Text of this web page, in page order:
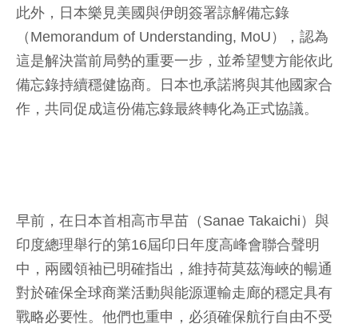
此外，日本樂見美國與伊朗簽署諒解備忘錄
（Memorandum of Understanding, MoU），認為
這是解決當前局勢的重要一步，並希望雙方能依此
備忘錄持續穩健協商。日本也承諾將與其他國家合
作，共同促成這份備忘錄最終轉化為正式協議。
早前，在日本首相高市早苗（Sanae Takaichi）與
印度總理舉行的第16屆印日年度高峰會聯合聲明
中，兩國領袖已明確指出，維持荷莫茲海峽的暢通
對於確保全球商業活動與能源運輸走廊的穩定具有
戰略必要性。他們也重申，必須確保航行自由不受